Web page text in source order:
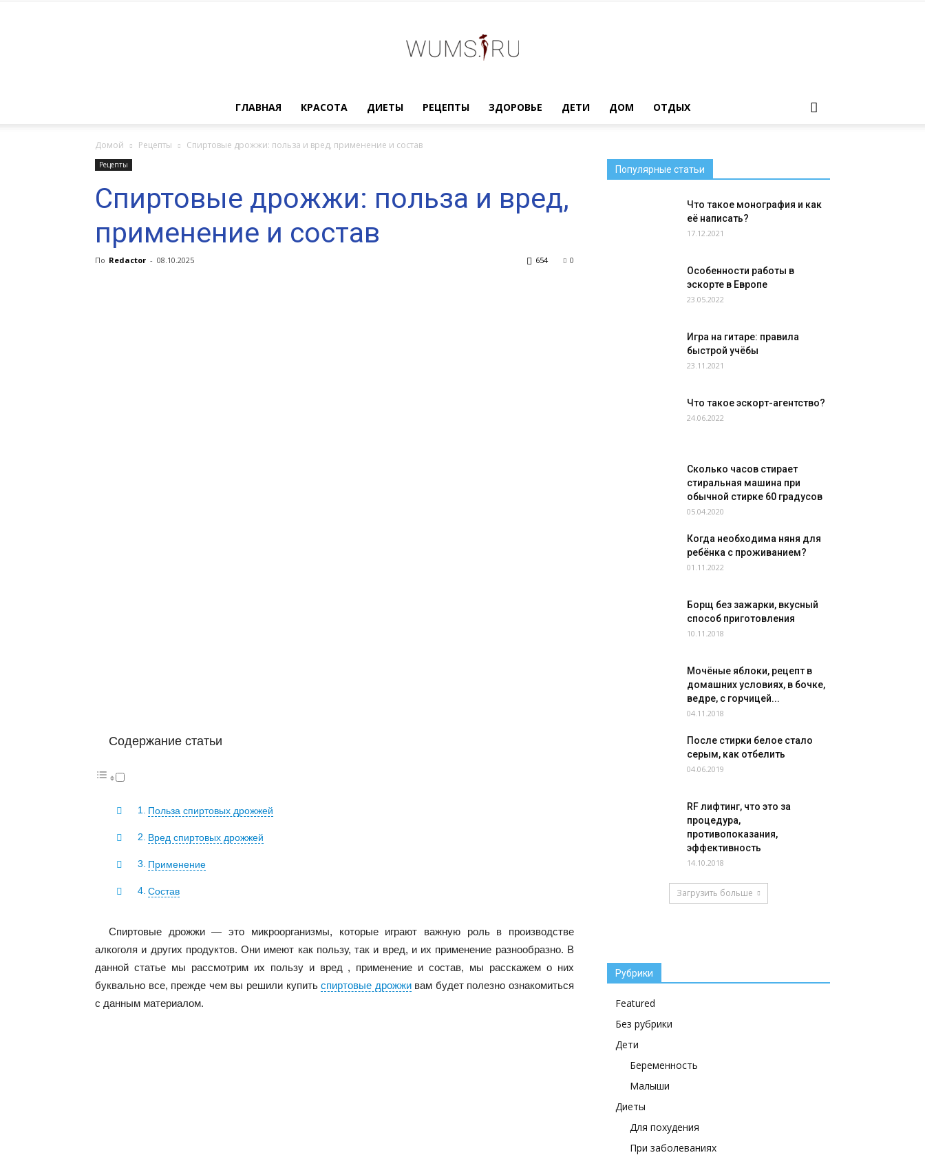
Женский
журнал
ГЛАВНАЯ КРАСОТА ДИЕТЫ РЕЦЕПТЫ ЗДОРОВЬЕ ДЕТИ ДОМ ОТДЫХ
Домой Рецепты Спиртовые дрожжи: польза и вред, применение и состав
Рецепты
Спиртовые дрожжи: польза и вред,
применение и состав
По Redactor - 08.10.2025 0
654
Содержание статьи
Польза спиртовых дрожжей
Вред спиртовых дрожжей
Применение
Состав
Спиртовые дрожжи — это микроорганизмы, которые играют важную роль в производстве
алкоголя и других продуктов. Они имеют как пользу, так и вред, и их применение разнообразно. В
данной статье мы рассмотрим их пользу и вред , применение и состав, мы расскажем о них
буквально все, прежде чем вы решили купитьспиртовые дрожживам будет полезно ознакомиться
с данным материалом.
Популярные статьи
Что такое монография и как
её написать?
17.12.2021
Особенности работы в
эскорте в Европе
23.05.2022
Игра на гитаре: правила
быстрой учёбы
23.11.2021
Что такое эскорт-агентство?
24.06.2022
Сколько часов стирает
стиральная машина при
обычной стирке 60 градусов
05.04.2020
Когда необходима няня для
ребёнка с проживанием?
01.11.2022
Борщ без зажарки, вкусный
способ приготовления
10.11.2018
Мочёные яблоки, рецепт в
домашних условиях, в бочке,
ведре, с горчицей...
04.11.2018
После стирки белое стало
серым, как отбелить
04.06.2019
RF лифтинг, что это за
процедура,
противопоказания,
эффективность
14.10.2018
Загрузить больше
Рубрики
Featured
Без рубрики
Дети
Беременность
Малыши
Диеты
Для похудения
При заболеваниях